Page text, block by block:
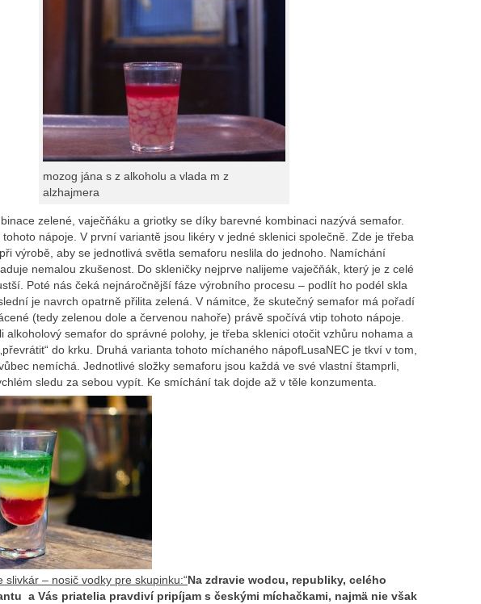
mozog jána s z alkoholu a vlada m z
alzhajmera
zelené, vaječňáku a griotky se díky barevné kombinaci nazývá semafor.
nápoje. V první variantě jsou likéry v jedné sklenici společně. Zde je třeba
výrobě, aby se jednotlivá světla semaforu neslila do jednoho. Namíchání
nemalou zkušenost. Do skleničky nejprve nalijeme vaječňák, který je z celé
Poté nás čeká nejnáročnější fáze výrobního procesu – podlít ho podél skla
je navrch opatrně přilita zelená. V námitce, že skutečný semafor má pořadí
(tedy zelenou dole a červenou nahoře) právě spočívá vtip tohoto nápoje.
alkoholový semafor do správné polohy, je třeba sklenici otočit vzhůru nohama a
do krku. Druhá varianta tohoto míchaného nápofLusaNEC je tkví v tom,
nemíchá. Jednotlivé složky semaforu jsou každá ve své vlastní štamprli,
sledu za sebou vypít. Ke smíchání tak dojde až v těle konzumenta.
slivkár – nosič vodky pre skupinku:“Na zdravie wodcu, republiky, celého
a Vás priatelia pravdiví pripíjam s českými míchačkami, najmä nie však